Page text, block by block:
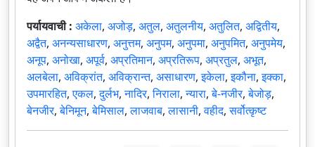
पर्यायवाची : अकेला, अजोड़, अतुल, अतुलनीय, अतुलित, अद्वितीय,
अद्वैत, अनन्यसाधारण, अनुत्तम, अनुपम, अनुपमा, अनुपमित, अनुपमेय,
अनूप, अनोखा, अपूर्व, अप्रतिमान, अप्रतिरूप, अप्रतुल, अभूत,
अलबेला, अविक्रांत, अविक्रान्त, असाधारण,इकेला,इकौना,इक्का,
उपमारहित,एकल,दुर्लभ,नादिर,निराला,न्यारा,बे-नजीर,बेजोड़,
बेनजीर,बेनिमून,बेमिसाल,लाजवाब,लासानी,वहीद,सर्वोत्कृष्ट